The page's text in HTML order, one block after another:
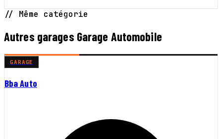
// Même catégorie
Autres garages Garage Automobile
GARAGE
Bba Auto